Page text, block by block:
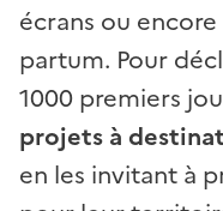
écrans ou
partum. Pour
1000 premiers
projets à
en les invitant à